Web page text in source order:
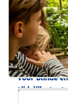
bewondert u
Het museum
verschillende
auditieve/
eerste vrijdag
voor blinde
tijdelijke